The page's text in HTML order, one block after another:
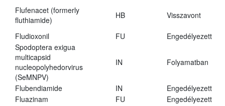
Flufenacet (formerly
fluthiamide)
HB Visszavont
Fludioxonil FU
Engedélyezett
Spodoptera exigua
multicapsid
nucleopolyhedorvirus
(SeMNPV)
IN Folyamatban
Flubendiamide IN
Engedélyezett
Fluazinam
FU
Engedélyezett